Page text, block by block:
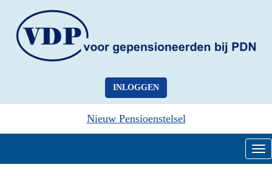
INLOGGEN
Nieuw Pensioenstelsel